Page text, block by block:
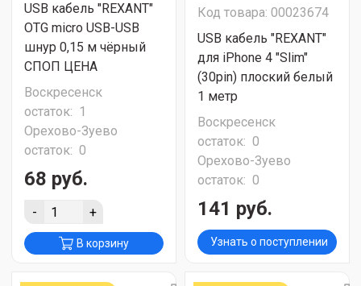
USB кабель "REXANT"
OTG micro USB-USB
шнур 0,15 м чёрный
СПОП ЦЕНА
Воскресенск
остаток: 1
Орехово-Зуево
остаток: 0
68 руб.
- +
В корзину
Код товара: 00023674
USB кабель "REXANT"
для iPhone 4 "Slim"
(30pin) плоский белый
1 метр
Воскресенск
остаток: 0
Орехово-Зуево
остаток: 0
141 руб.
Узнать о поступлении